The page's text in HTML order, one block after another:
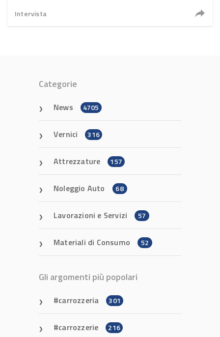
Intervista
Categorie
News 4705
Vernici 316
Attrezzature 157
Noleggio Auto 68
Lavorazioni e Servizi 57
Materiali di Consumo 52
Gli argomenti più popolari
carrozzeria 301
carrozzerie 216